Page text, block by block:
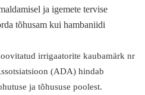
ja igemete tervise
tõhusam kui hambaniidi
irrigaatorite kaubamärk nr
(ADA) hindab
ja tõhususe poolest.